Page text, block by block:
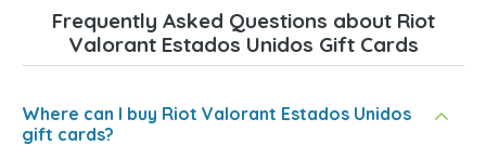
Frequently Asked Questions about Riot
Valorant Estados Unidos Gift Cards
Where can I buy Riot Valorant Estados Unidos
gift cards?